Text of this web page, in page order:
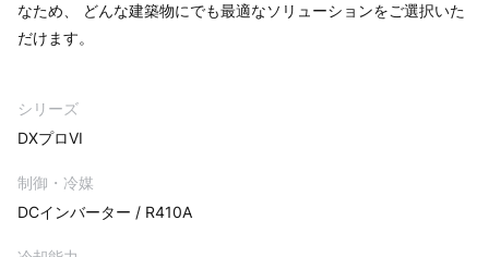
なため、 どんな建築物にでも最適なソリューションをご選択いた
だけます。
シリーズ
DXプロVI
制御・冷媒
DCインバーター / R410A